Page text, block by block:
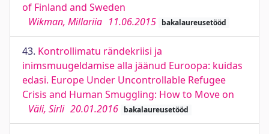
of Finland and Sweden
Wikman, Millariia 11.06.2015 bakalaureusetööd
43. Kontrollimatu rändekriisi ja
inimsmuugeldamise alla jäänud Euroopa: kuidas
edasi. Europe Under Uncontrollable Refugee
Crisis and Human Smuggling: How to Move on
Väli, Sirli 20.01.2016 bakalaureusetööd